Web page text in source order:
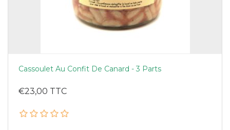
Cassoulet Au Confit De Canard - 3 Parts
€23,00 TTC